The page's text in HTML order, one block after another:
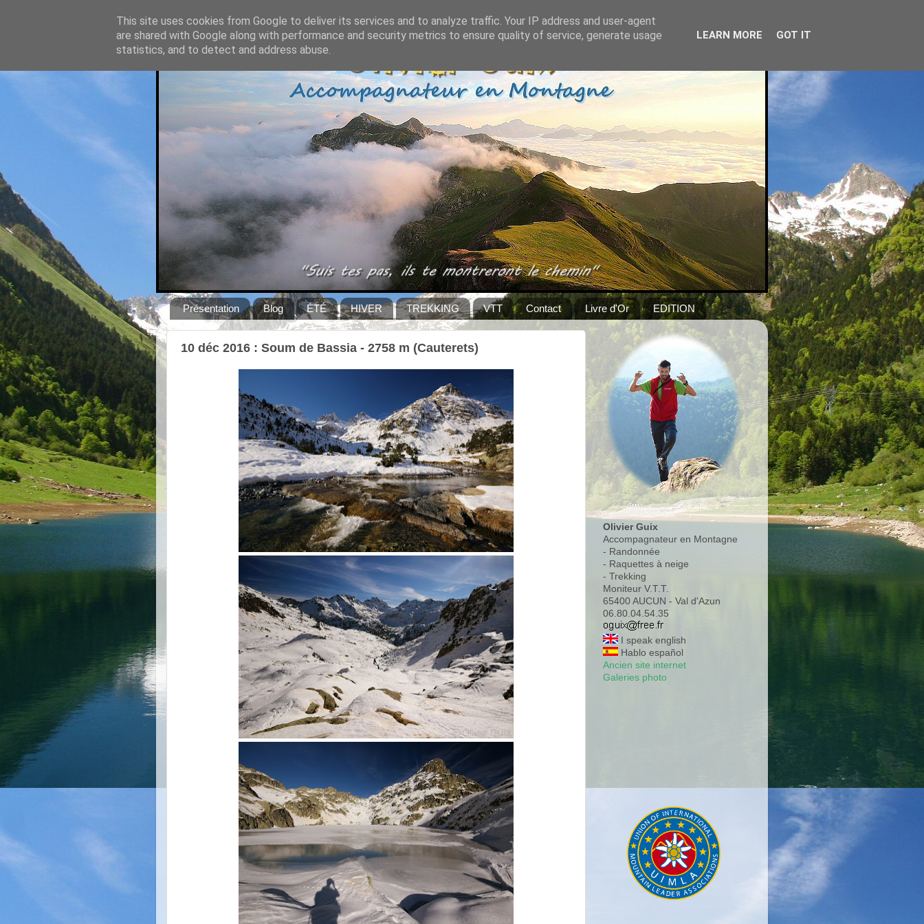
Présentation Blog ÉTÉ HIVER TREKKING VTT Contact Livre d'Or EDITION
10 déc 2016 : Soum de Bassia - 2758 m (Cauterets)
Olivier Guix
Accompagnateur en Montagne
- Randonnée
- Raquettes à neige
- Trekking
Moniteur V.T.T.
65400 AUCUN - Val d'Azun
06.80.04.54.35
I speak english
Hablo español
Ancien site internet
Galeries photo
This site uses cookies from Google to deliver its services and to analyze traffic. Your IP address and user-agent
are shared with Google along with performance and security metrics to ensure quality of service, generate usage
statistics, and to detect and address abuse.
LEARN MORE GOT IT